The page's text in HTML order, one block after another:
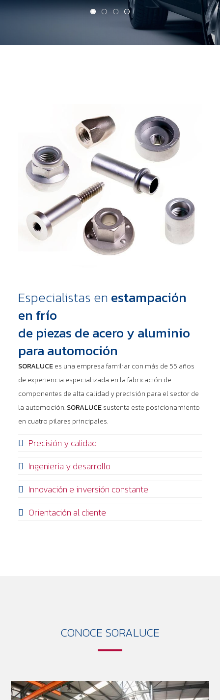
Especialistas en estampación
en frío
de piezas de acero y aluminio
para automoción
SORALUCEes una empresa familiar con más de 55 años
de experiencia especializada en la fabricación de
componentes de alta calidad y precisión para el sector de
la automoción.SORALUCEsustenta este posicionamiento
en cuatro pilares principales.
Precisión y calidad
Ingenieria y desarrollo
Innovación e inversión constante
Orientación al cliente
CONOCE SORALUCE